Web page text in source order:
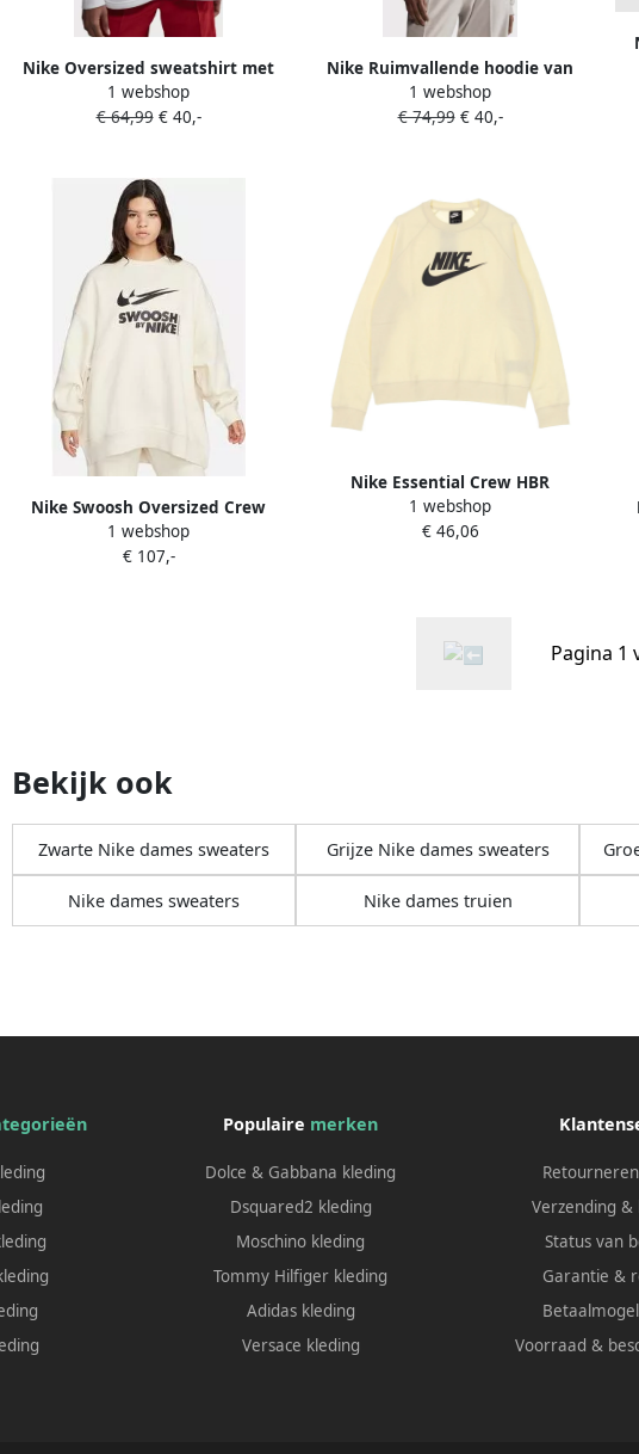
Nike Oversized sweatshirt met
ronde hals van sweatstof voor
dames Sportswear Sail- Dames
1 webshop
€ 64,99€ 40,-
Nike Ruimvallende hoodie van
velours met rits voor dames
Sportswear Chill Knit Light
1 webshop
€ 74,99€ 40,-
Nike Swoosh Oversized Crew
Sweatshirt BEIGE- Dames BEIGE
1 webshop
€ 107,-
Nike Essential Crew HBR
Sweatshirt Beige Dames
1 webshop
€ 46,06
Pagina 1
Bekijk ook
Zwarte Nike dames sweaters Grijze Nike dames sweaters
Nike dames sweaters Nike dames truien
Populaire merken
Dolce & Gabbana kleding
Dsquared2 kleding
Moschino kleding
Tommy Hilfiger kleding
Adidas kleding
Versace kleding
Verzending &
Status van
Garantie &
Voorraad &